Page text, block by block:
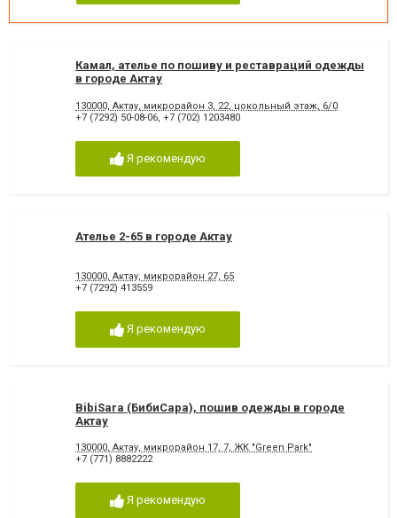
Камал, ателье по пошиву и реставраций одежды
в городе Актау
130000, Актау, микрорайон 3, 22, цокольный этаж, 6/0
+7 (7292) 50-08-06 +7 (702) 1203480
Я рекомендую
Ателье 2-65 в городе Актау
130000, Актау, микрорайон 27, 65
+7 (7292) 413559
Я рекомендую
BibiSara (БибиСара), пошив одежды в городе
Актау
130000, Актау, микрорайон 17, 7, ЖК "Green Park"
+7 (771) 8882222
Я рекомендую